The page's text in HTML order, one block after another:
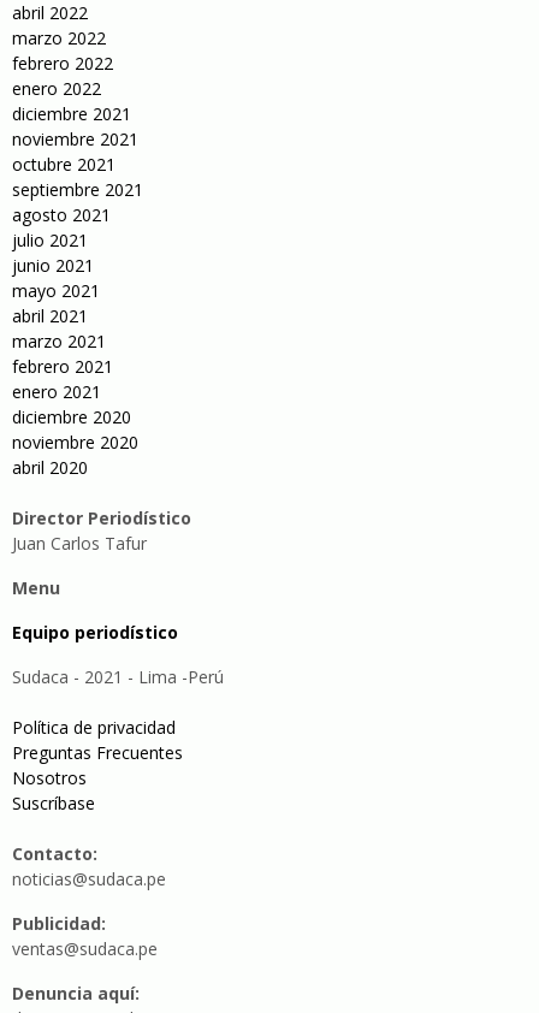
abril 2022
marzo 2022
febrero 2022
enero 2022
diciembre 2021
noviembre 2021
octubre 2021
septiembre 2021
agosto 2021
julio 2021
junio 2021
mayo 2021
abril 2021
marzo 2021
febrero 2021
enero 2021
diciembre 2020
noviembre 2020
abril 2020
Director Periodístico
Juan Carlos Tafur
Menu
Equipo periodístico
Sudaca - 2021 - Lima -Perú
Política de privacidad
Preguntas Frecuentes
Nosotros
Suscríbase
Contacto:
noticias@sudaca.pe
Publicidad:
ventas@sudaca.pe
Denuncia aquí: